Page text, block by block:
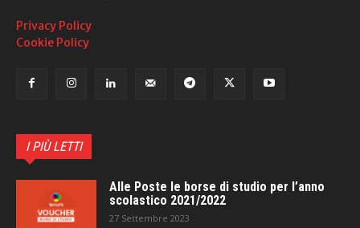
Privacy Policy
Cookie Policy
I PIÙ LETTI
Alle Poste le borse di studio per l’anno
scolastico 2021/2022
27 Settembre 2023